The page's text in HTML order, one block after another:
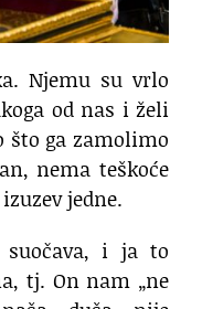
Njemu su vrlo
od nas i želi
što ga zamolimo
nema teškoće
jedne.
suočava, i ja to
tj. On nam „ne